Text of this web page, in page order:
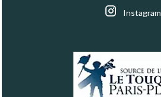
Instagram